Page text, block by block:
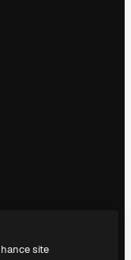
site